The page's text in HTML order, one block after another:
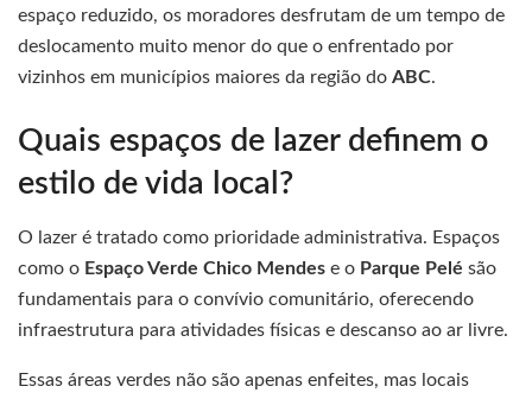
espaço reduzido, os moradores desfrutam de um tempo de
deslocamento muito menor do que o enfrentado por
vizinhos em municípios maiores da região do ABC.
Quais espaços de lazer definem o
estilo de vida local?
O lazer é tratado como prioridade administrativa. Espaços
como o Espaço Verde Chico Mendes e o Parque Pelé são
fundamentais para o convívio comunitário, oferecendo
infraestrutura para atividades físicas e descanso ao ar livre.
Essas áreas verdes não são apenas enfeites, mas locais